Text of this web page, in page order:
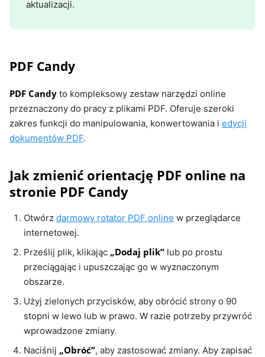
aktualizacji.
PDF Candy
PDF Candy to kompleksowy zestaw narzędzi online
przeznaczony do pracy z plikami PDF. Oferuje szeroki
zakres funkcji do manipulowania, konwertowania i edycji
dokumentów PDF.
Jak zmienić orientację PDF online na
stronie PDF Candy
Otwórz darmowy rotator PDF online w przeglądarce
internetowej.
Prześlij plik, klikając „Dodaj plik” lub po prostu
przeciągając i upuszczając go w wyznaczonym
obszarze.
Użyj zielonych przycisków, aby obrócić strony o 90
stopni w lewo lub w prawo. W razie potrzeby przywróć
wprowadzone zmiany.
Naciśnij „Obróć”, aby zastosować zmiany. Aby zapisać